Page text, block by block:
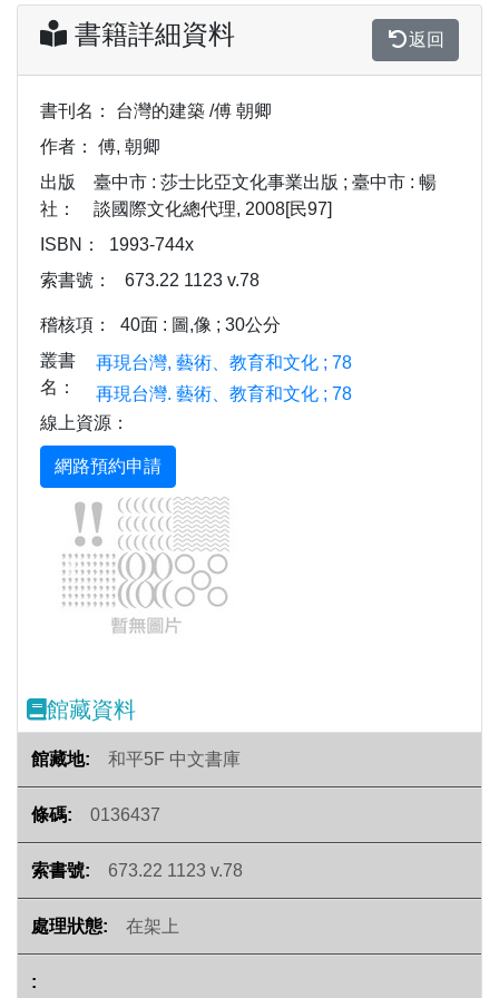
書籍詳細資料 返回
書刊名：
台灣的建築 /傅 朝卿
作者：
傅, 朝卿
出版
社：
臺中市 : 莎士比亞文化事業出版 ; 臺中市 : 暢
談國際文化總代理, 2008[民97]
ISBN：
1993-744x
索書號：
673.22 1123 v.78
稽核項：
40面 : 圖,像 ; 30公分
叢書
名：
再現台灣, 藝術、教育和文化 ; 78
再現台灣. 藝術、教育和文化 ; 78
線上資源：
Previous
館藏資料
和平5F 中文書庫
0136437
673.22 1123 v.78
在架上